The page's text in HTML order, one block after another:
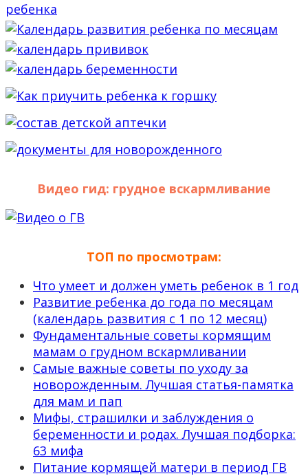
Видео гид: грудное вскармливание
ТОП по просмотрам:
Что умеет и должен уметь ребенок в 1 год
Развитие ребенка до года по месяцам
(календарь развития с 1 по 12 месяц)
Фундаментальные советы кормящим
мамам о грудном вскармливании
Самые важные советы по уходу за
новорожденным. Лучшая статья-памятка
для мам и пап
Мифы, страшилки и заблуждения о
беременности и родах. Лучшая подборка:
63 мифа
Питание кормящей матери в период ГВ